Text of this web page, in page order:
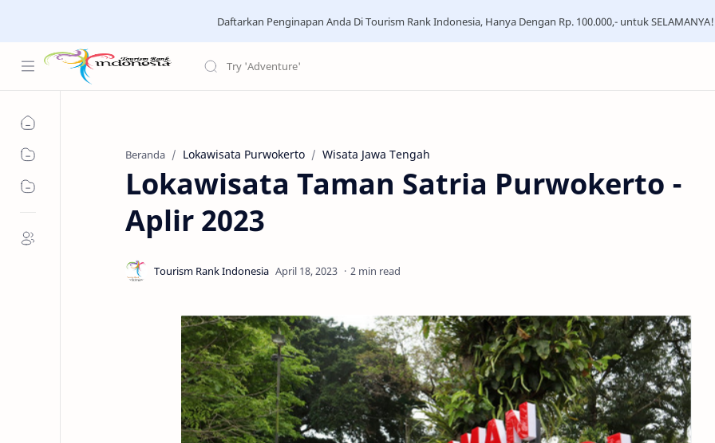
Daftarkan Penginapan Anda Di Tourism Rank Indonesia, Hanya Dengan Rp. 100.000,- untuk
Beranda Lokawisata Purwokerto Wisata Jawa Tengah
Lokawisata Taman Satria Purwokerto -
Aplir 2023
2 min read